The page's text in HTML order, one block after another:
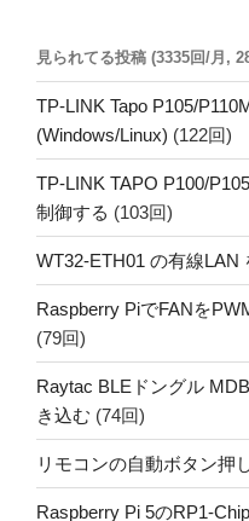
見られてる投稿 (3335回/月,
TP-LINK Tapo P105/
(Windows/Linux) (122回)
TP-LINK TAPO P100/
制御する (103回)
WT32-ETH01 の有線LAN
Raspberry PiでFANを
(79回)
Raytac BLEドングル
き込む (74回)
リモコンの自動ボタン押
Raspberry Pi 5のRP1-